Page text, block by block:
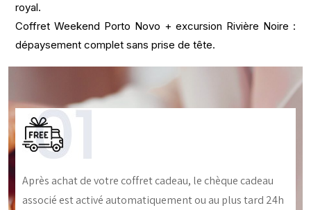
royal.
Coffret Weekend Porto Novo + excursion Rivière Noire :
dépaysement complet sans prise de tête.
Après achat de votre coffret cadeau, le chèque cadeau
associé est activé automatiquement ou au plus tard 24h